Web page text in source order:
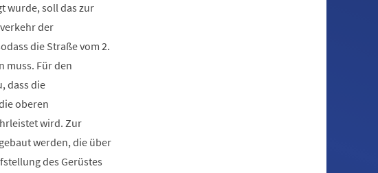
wurde, soll das zur
der
die Straße vom 2.
muss. Für den
dass die
oberen
wird. Zur
werden, die über
des Gerüstes